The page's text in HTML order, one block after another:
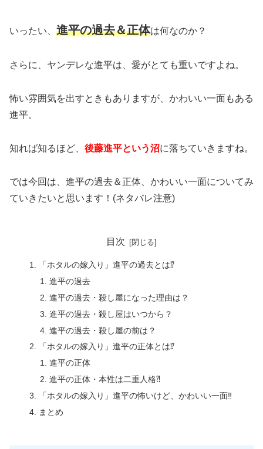
いったい、 進平の過去＆正体は何なのか？
さらに、ヤンデレな進平は、愛がとても重いですよね。
怖い雰囲気を出すときもありますが、かわいい一面もある
進平。
知れば知るほど、 後藤進平という沼に落ちていきますね。
では今回は、進平の過去＆正体、かわいい一面についてみ
ていきたいと思います！(ネタバレ注意)
目次
「ホタルの嫁入り」進平の過去とは⁉
進平の過去
進平の過去・殺し屋になった理由は？
進平の過去・殺し屋はいつから？
進平の過去・殺し屋の前は？
「ホタルの嫁入り」進平の正体とは⁉
進平の正体
進平の正体・本性は二重人格⁈
「ホタルの嫁入り」進平の怖いけど、かわいい一面‼
まとめ